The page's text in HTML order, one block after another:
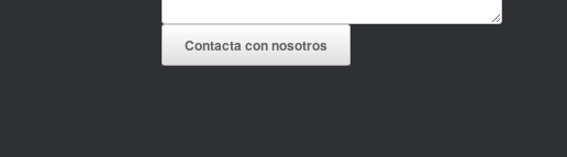
Contacta con nosotros